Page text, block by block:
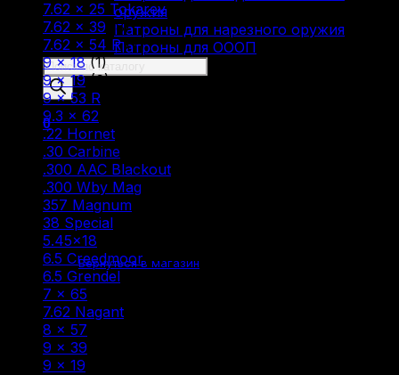
оружия
Патроны для нарезного оружия
Патроны для ОООП
Поиск
товаров
0
Корзина пуста.
Вернуться в магазин
7.62 × 25 Tokarev
7.62 × 39 (8)
7.62 × 54 R (7)
9 × 18 (1)
9 × 19 (6)
9 × 53 R
9.3 × 62
.22 Hornet
.30 Carbine
.300 AAC Blackout
.300 Wby Mag
357 Magnum
38 Special
5.45×18
6.5 Creedmoor (1)
6.5 Grendel
7 × 65
7.62 Nagant
8 × 57
9 × 39
9 x 19